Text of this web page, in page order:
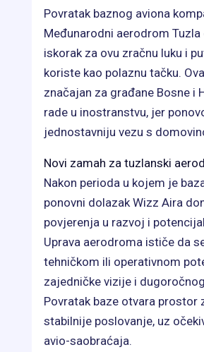
Povratak baznog aviona
Međunarodni aerodrom Tuzla
iskorak za ovu zračnu luku i
koriste kao polaznu tačku.
značajan za građane Bosne i
rade u inostranstvu, jer
jednostavniju vezu s
Novi zamah za tuzlanski
Nakon perioda u kojem je
ponovni dolazak Wizz Aira
povjerenja u razvoj i
Uprava aerodroma ističe da
tehničkom ili operativnom
zajedničke vizije i
Povratak baze otvara prostor
stabilnije poslovanje, uz
avio-saobraćaja.